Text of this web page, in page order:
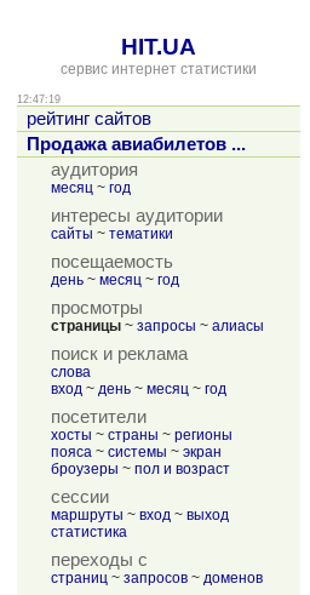
HIT.UA
сервис интернет статистики
12:47:19
рейтинг сайтов
Продажа авиабилетов ...
аудитория
месяц ~ год
интересы аудитории
сайты ~ тематики
посещаемость
день ~ месяц ~ год
просмотры
страницы ~ запросы ~ алиасы
поиск и реклама
слова
вход ~ день ~ месяц ~ год
посетители
хосты ~ страны ~ регионы
пояса ~ системы ~ экран
броузеры ~ пол и возраст
сессии
маршруты ~ вход ~ выход
статистика
переходы с
страниц ~ запросов ~ доменов